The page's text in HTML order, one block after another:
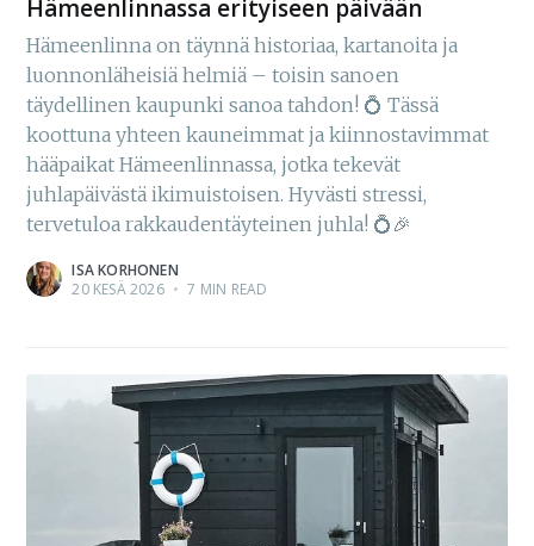
Hämeenlinnassa erityiseen päivään
Hämeenlinna on täynnä historiaa, kartanoita ja
luonnonläheisiä helmiä – toisin sanoen
täydellinen kaupunki sanoa tahdon! 💍 Tässä
koottuna yhteen kauneimmat ja kiinnostavimmat
hääpaikat Hämeenlinnassa, jotka tekevät
juhlapäivästä ikimuistoisen. Hyvästi stressi,
tervetuloa rakkaudentäyteinen juhla! 💍🎉
ISA KORHONEN
20 KESÄ 2026 • 7 MIN READ